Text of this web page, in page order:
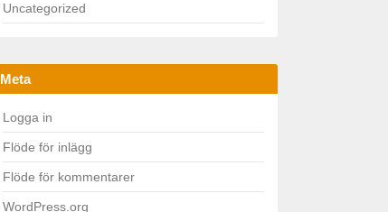
Uncategorized
Meta
Logga in
Flöde för inlägg
Flöde för kommentarer
WordPress.org